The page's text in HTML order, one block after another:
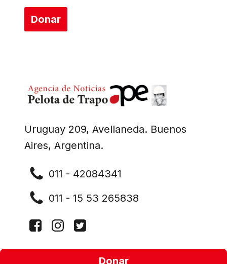
Donar
Uruguay 209, Avellaneda. Buenos
Aires, Argentina.
011 - 42084341
011 - 15 53 265838
Donar